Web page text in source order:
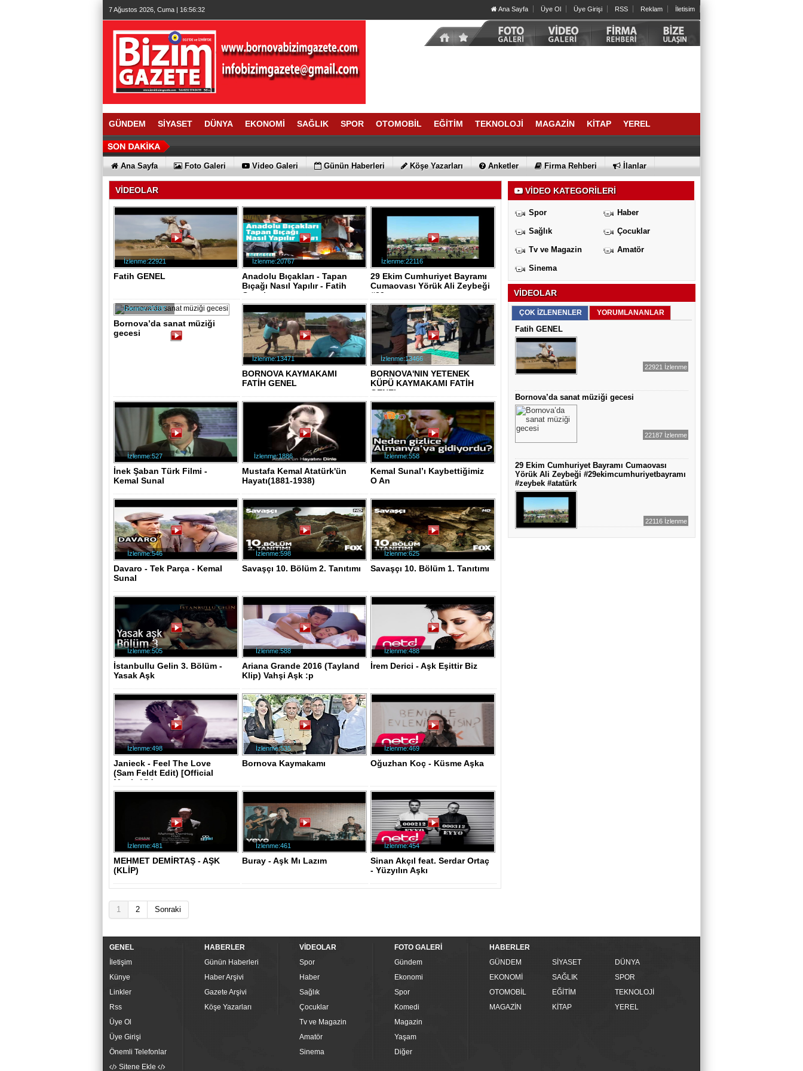
7 Ağustos 2026, Cuma | 16:56:32 Ana Sayfa Üye Ol Üye Girişi RSS Reklam İletisim
GÜNDEM SİYASET DÜNYA EKONOMİ SAĞLIK SPOR OTOMOBİL EĞİTİM TEKNOLOJİ MAGAZİN KİTAP YEREL
Ana Sayfa Foto Galeri Video Galeri Günün Haberleri Köşe Yazarları Anketler Firma Rehberi İlanlar
VİDEOLAR
Fatih GENEL
İzlenme:22921
Anadolu Bıçakları - Tapan
Bıçağı Nasıl Yapılır - Fatih
Genel..
İzlenme:20767
29 Ekim Cumhuriyet Bayramı
Cumaovası Yörük Ali Zeybeği
#29e..
İzlenme:22116
Bornova’da sanat müziği
gecesi
İzlenme:22187
BORNOVA KAYMAKAMI
FATİH GENEL
İzlenme:13471
BORNOVA'NIN YETENEK
KÜPÜ KAYMAKAMI FATİH
GENEL
İzlenme:13466
İnek Şaban Türk Filmi -
Kemal Sunal
İzlenme:527
Mustafa Kemal Atatürk'ün
Hayatı(1881-1938)
İzlenme:1886
Kemal Sunal’ı Kaybettiğimiz
O An
İzlenme:558
Davaro - Tek Parça - Kemal
Sunal
İzlenme:546
Savaşçı 10. Bölüm 2. Tanıtımı
İzlenme:598
Savaşçı 10. Bölüm 1. Tanıtımı
İzlenme:625
İstanbullu Gelin 3. Bölüm -
Yasak Aşk
İzlenme:505
Ariana Grande 2016 (Tayland
Klip) Vahşi Aşk :p
İzlenme:588
İrem Derici - Aşk Eşittir Biz
İzlenme:488
Janieck - Feel The Love
(Sam Feldt Edit) [Official
Music Vid..
İzlenme:498
Bornova Kaymakamı
İzlenme:535
Oğuzhan Koç - Küsme Aşka
İzlenme:469
MEHMET DEMİRTAŞ - AŞK
(KLİP)
İzlenme:481
Buray - Aşk Mı Lazım
İzlenme:461
Sinan Akçıl feat. Serdar Ortaç
- Yüzyılın Aşkı
İzlenme:454
1 2 Sonraki
VİDEO KATEGORİLERİ
Spor Haber
Sağlık Çocuklar
Tv ve Magazin Amatör
Sinema
VİDEOLAR
ÇOK İZLENENLER YORUMLANANLAR
Fatih GENEL
22921 İzlenme
Bornova’da sanat müziği gecesi
22187 İzlenme
29 Ekim Cumhuriyet Bayramı Cumaovası
Yörük Ali Zeybeği #29ekimcumhuriyetbayramı
#zeybek #atatürk
22116 İzlenme
GENEL
İletişim
Künye
Linkler
Rss
Üye Ol
Üye Girişi
Önemli Telefonlar
Sitene Ekle
HABERLER
Günün Haberleri
Haber Arşivi
Gazete Arşivi
Köşe Yazarları
VİDEOLAR
Spor
Haber
Sağlık
Çocuklar
Tv ve Magazin
Amatör
Sinema
FOTO GALERİ
Gündem
Ekonomi
Spor
Komedi
Magazin
Yaşam
Diğer
HABERLER
GÜNDEM
SİYASET
DÜNYA
EKONOMİ
SAĞLIK
SPOR
OTOMOBİL
EĞİTİM
TEKNOLOJİ
MAGAZİN
KİTAP YEREL